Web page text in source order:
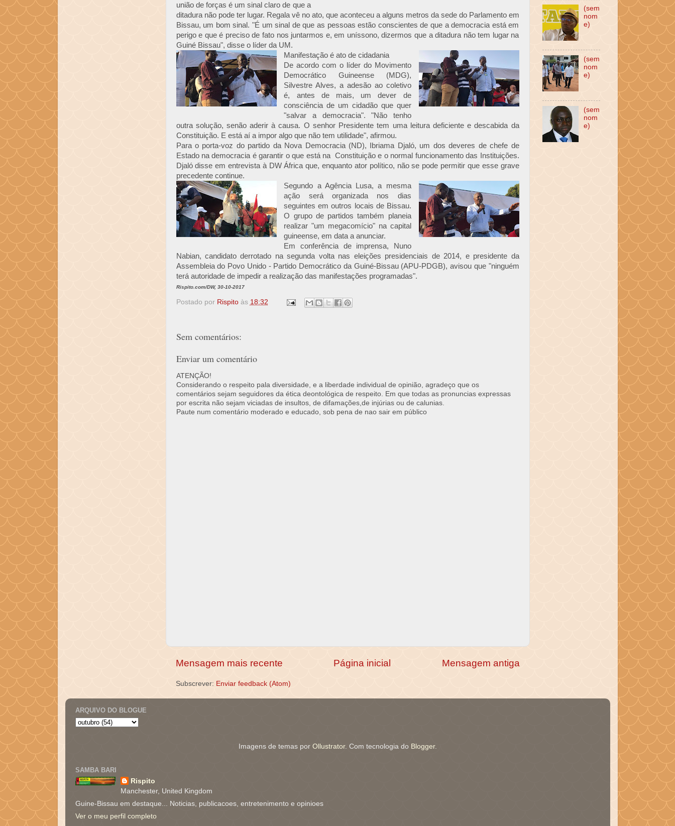
união de forças é um sinal claro de que a
ditadura não pode ter lugar. Regala vê no ato, que aconteceu a alguns metros da sede do Parlamento em
Bissau, um bom sinal. "É um sinal de que as pessoas estão conscientes de que a democracia está em
perigo e que é preciso de fato nos juntarmos e, em uníssono, dizermos que a ditadura não tem lugar na
Guiné Bissau", disse o líder da UM.
Manifestação é ato de cidadania
De acordo com o líder do Movimento
Democrático Guineense (MDG),
Silvestre Alves, a adesão ao coletivo
é, antes de mais, um dever de
consciência de um cidadão que quer
"salvar a democracia". "Não tenho
outra solução, senão aderir à causa. O senhor Presidente tem uma leitura deficiente e descabida da
Constituição. E está aí a impor algo que não tem utilidade", afirmou.
Para o porta-voz do partido da Nova Democracia (ND), Ibriama Djaló, um dos deveres de chefe de
Estado na democracia é garantir o que está na Constituição e o normal funcionamento das Instituições.
Djaló disse em entrevista à DW África que, enquanto ator político, não se pode permitir que esse grave
precedente continue.
Segundo a Agência Lusa, a mesma
ação será organizada nos dias
seguintes em outros locais de Bissau.
O grupo de partidos também planeia
realizar "um megacomício" na capital
guineense, em data a anunciar.
Em conferência de imprensa, Nuno
Nabian, candidato derrotado na segunda volta nas eleições presidenciais de 2014, e presidente da
Assembleia do Povo Unido - Partido Democrático da Guiné-Bissau (APU-PDGB), avisou que "ninguém
terá autoridade de impedir a realização das manifestações programadas".
Rispito.com/DW, 30-10-2017
Postado por Rispito às 18:32
Sem comentários:
Enviar um comentário
ATENÇÃO!
Considerando o respeito pala diversidade, e a liberdade individual de opinião, agradeço que os
comentários sejam seguidores da ética deontológica de respeito. Em que todas as pronuncias expressas
por escrita não sejam viciadas de insultos, de difamações,de injúrias ou de calunias.
Paute num comentário moderado e educado, sob pena de nao sair em público
Mensagem mais recente Mensagem antiga
Página inicial
Subscrever: Enviar feedback (Atom)
(sem
nom
e)
(sem
nom
e)
(sem
nom
e)
ARQUIVO DO BLOGUE
Imagens de temas por Ollustrator. Com tecnologia do Blogger.
SAMBA BARI
Rispito
Manchester, United Kingdom
Guine-Bissau em destaque... Noticias, publicacoes, entretenimento e opinioes
Ver o meu perfil completo